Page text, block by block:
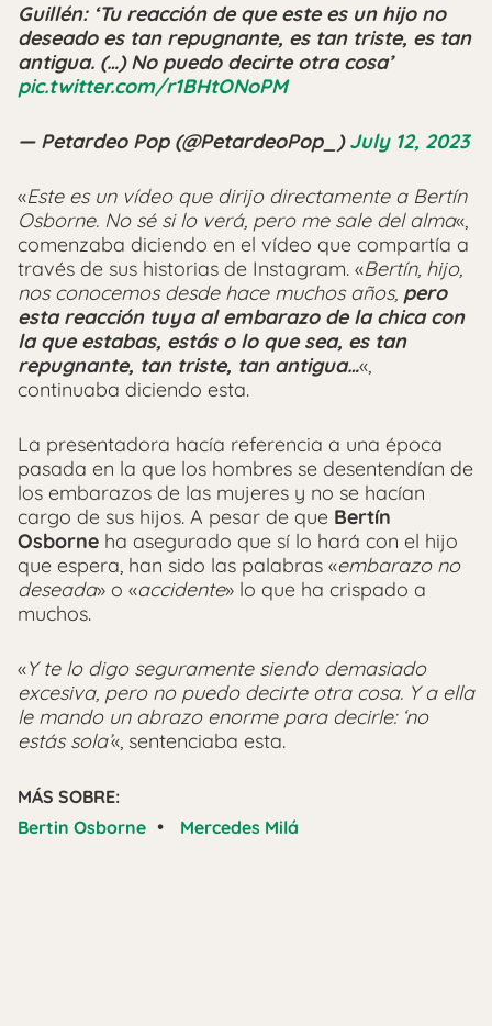
Guillén: ‘Tu reacción de que este es un hijo no
deseado es tan repugnante, es tan triste, es tan
antigua. (…) No puedo decirte otra cosa’
pic.twitter.com/r1BHtONoPM
— Petardeo Pop (@PetardeoPop_)July 12, 2023
«Este es un vídeo que dirijo directamente a Bertín
Osborne. No sé si lo verá, pero me sale del alma«,
comenzaba diciendo en el vídeo que compartía a
través de sus historias de Instagram. «Bertín, hijo,
nos conocemos desde hace muchos años, pero
esta reacción tuya al embarazo de la chica con
la que estabas, estás o lo que sea, es tan
repugnante, tan triste, tan antigua…«,
continuaba diciendo esta.
La presentadora hacía referencia a una época
pasada en la que los hombres se desentendían de
los embarazos de las mujeres y no se hacían
cargo de sus hijos. A pesar de que Bertín
Osborne ha asegurado que sí lo hará con el hijo
que espera, han sido las palabras «embarazo no
deseada» o «accidente» lo que ha crispado a
muchos.
«Y te lo digo seguramente siendo demasiado
excesiva, pero no puedo decirte otra cosa. Y a ella
le mando un abrazo enorme para decirle: ‘no
estás sola’«, sentenciaba esta.
MÁS SOBRE:
Bertin Osborne • Mercedes Milá